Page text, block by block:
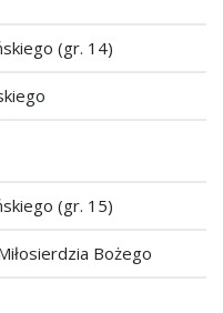
(gr. 14)
(gr. 15)
Bożego